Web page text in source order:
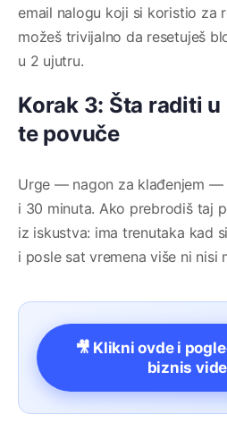
email nalogu koji si koristio za
možeš trivijalno da resetuješ
u 2 ujutru.
Korak 3: Šta raditi
te povuče
Urge — nagon za klađenjem —
i 30 minuta. Ako prebrodiš taj
iz iskustva: ima trenutaka kad
i posle sat vremena više ni nisi
🎥 Klikni ovde i
biznis